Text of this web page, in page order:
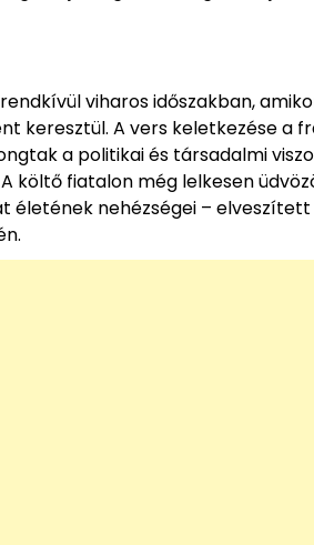
viharos időszakban,
keresztül. A vers keletkezése a
a politikai és társadalmi
költő fiatalon még lelkesen
életének nehézségei –